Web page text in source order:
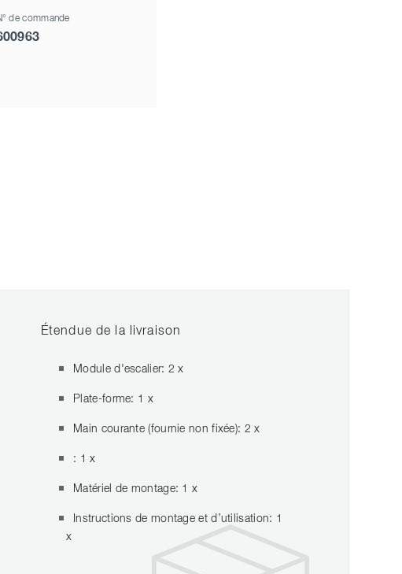
de commande
Étendue de la livraison
Module d'escalier: 2 x
Plate-forme: 1 x
Main courante (fournie non fixée): 2 x
: 1 x
Matériel de montage: 1 x
Instructions de montage et d’utilisation: 1
x